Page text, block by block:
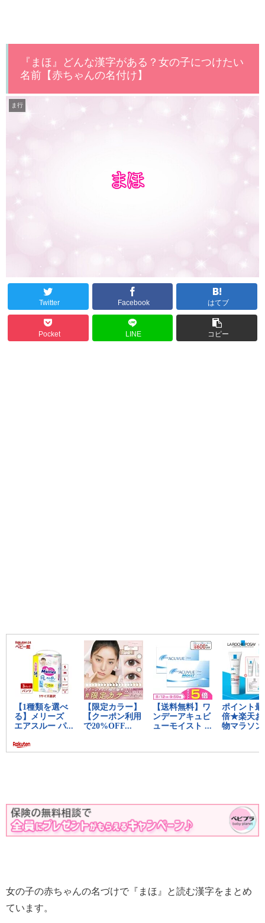
『まほ』どんな漢字がある？女の子につけたい
名前【赤ちゃんの名付け】
ま行
Twitter Facebook はてブ
Pocket LINE コピー
女の子の赤ちゃんの名づけで『まほ』と読む漢字をまとめ
ています。